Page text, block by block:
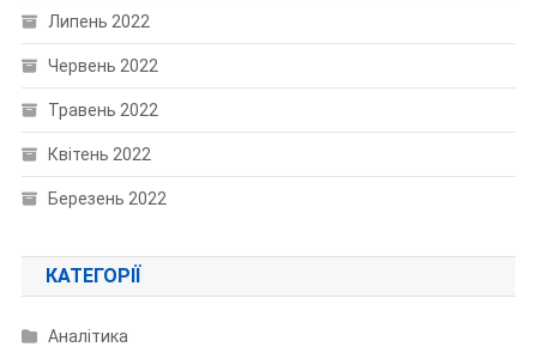
Липень 2022
Червень 2022
Травень 2022
Квітень 2022
Березень 2022
КАТЕГОРІЇ
Аналітика